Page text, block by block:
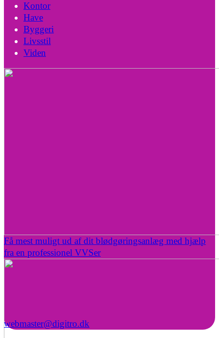
Kontor
Have
Byggeri
Livsstil
Viden
Få mest muligt ud af dit blødgøringsanlæg med hjælp
fra en professionel VVSer
webmaster@digitro.dk